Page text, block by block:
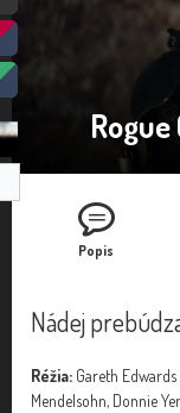
Popis
Nádej
Réžia: Gareth Edwards
Mendelsohn, Donnie